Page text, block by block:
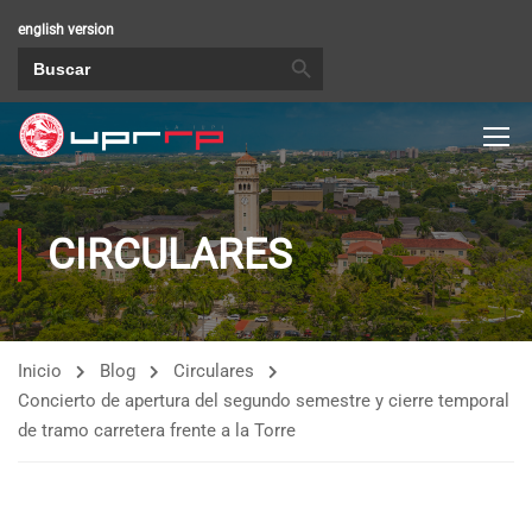
english version
CIRCULARES
Inicio Blog
Circulares
Concierto de apertura del segundo semestre y cierre temporal
de tramo carretera frente a la Torre